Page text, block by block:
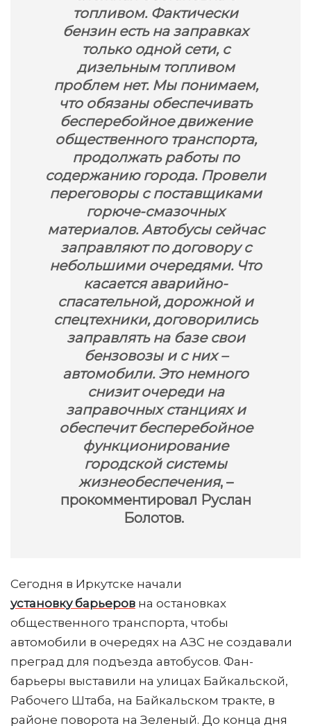
топливом. Фактически
бензин есть на заправках
только одной сети, с
дизельным топливом
проблем нет. Мы понимаем,
что обязаны обеспечивать
бесперебойное движение
общественного транспорта,
продолжать работы по
содержанию города. Провели
переговоры с поставщиками
горюче-смазочных
материалов. Автобусы сейчас
заправляют по договору с
небольшими очередями. Что
касается аварийно-
спасательной, дорожной и
спецтехники, договорились
заправлять на базе свои
бензовозы и с них –
автомобили. Это немного
снизит очереди на
заправочных станциях и
обеспечит бесперебойное
функционирование
городской системы
жизнеобеспечения, –
прокомментировал Руслан
Болотов.
Сегодня в Иркутске начали
установку барьеров на остановках
общественного транспорта, чтобы
автомобили в очередях на АЗС не создавали
преград для подъезда автобусов. Фан-
барьеры выставили на улицах Байкальской,
Рабочего Штаба, на Байкальском тракте, в
районе поворота на Зеленый. До конца дня